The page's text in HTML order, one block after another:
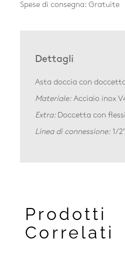
Spese di consegna: Gratuite
Dettagli
Asta doccia con
Materiale: Acciaio inox
Extra: Doccetta con
Linea di connessione: 1/
Prodotti
Correlati